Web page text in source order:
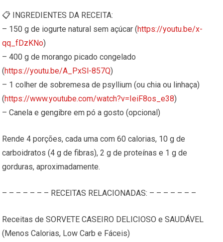
📋 INGREDIENTES DA RECEITA:
– 150 g de iogurte natural sem açúcar (https://youtu.be/x-
qq_fDzKNo)
– 400 g de morango picado congelado
(https://youtu.be/A_PxSl-857Q)
– 1 colher de sobremesa de psyllium (ou chia ou linhaça)
(https://www.youtube.com/watch?v=IeiF8os_e38)
– Canela e gengibre em pó a gosto (opcional)
Rende 4 porções, cada uma com 60 calorias, 10 g de
carboidratos (4 g de fibras), 2 g de proteínas e 1 g de
gorduras, aproximadamente.
– – – – – – – RECEITAS RELACIONADAS: – – – – – – –
Receitas de SORVETE CASEIRO DELICIOSO e SAUDÁVEL
(Menos Calorias, Low Carb e Fáceis)